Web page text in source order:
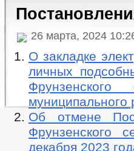
26 марта, 2024
О закладке
личных
Фрунзенского
муниципального
Об отмене
Фрунзенского
декабря 2023